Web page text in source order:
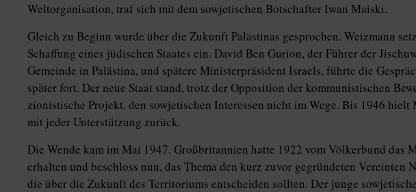
Weltorganisation, traf sich mit dem sowjetischen Botschafter Iwan Maiski.
Gleich zu Beginn wurde über die Zukunft Palästinas gesprochen. Weizmann
Schaffung eines jüdischen Staates ein. David Ben Gurion, der Führer der
Gemeinde in Palästina, und spätere Ministerpräsident Israels, führte die
später fort. Der neue Staat stand, trotz der Opposition der kommunistischen
zionistische Projekt, den sowjetischen Interessen nicht im Wege. Bis 1946 hielt
mit jeder Unterstützung zurück.
Die Wende kam im Mai 1947. Großbritannien hatte 1922 vom Völkerbund das
erhalten und beschloss nun, das Thema den kurz zuvor gegründeten Vereinten
die über die Zukunft des Territoriums entscheiden sollten. Der junge